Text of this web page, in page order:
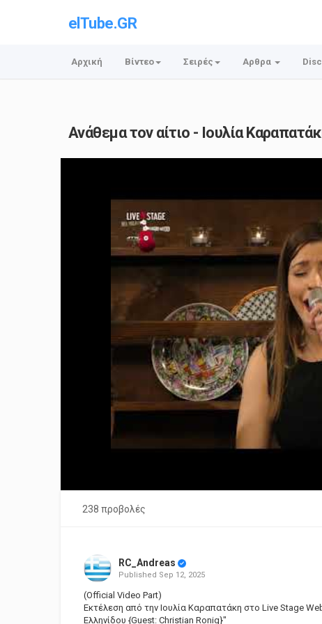
elTube.GR
Αρχική Βίντεο Σειρές Αρθρα
Ανάθεμα τον αίτιο - Ιουλία
238 προβολές
RC_Andreas
Published Sep 12, 2025
(Official Video Part)
Εκτέλεση από την Ιουλία Καραπατάκη στο Live Stage
Ελληνίδου {Guest: Christian Ronig}"